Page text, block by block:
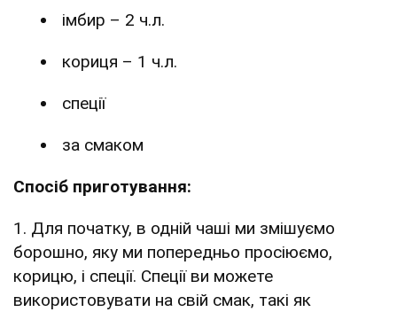
імбир – 2 ч.л.
кориця – 1 ч.л.
спеції
за смаком
Спосіб приготування:
1. Для початку, в одній чаші ми змішуємо
борошно, яку ми попередньо просіюємо,
корицю, і спеції. Спеції ви можете
використовувати на свій смак, такі як